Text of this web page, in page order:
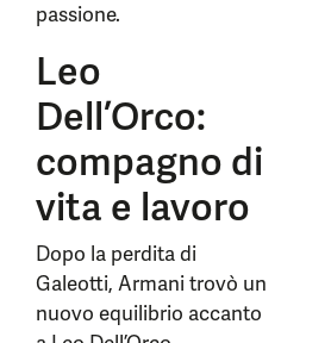
passione.
Leo
Dell’Orco:
compagno di
vita e lavoro
Dopo la perdita di
Galeotti, Armani trovò un
nuovo equilibrio accanto